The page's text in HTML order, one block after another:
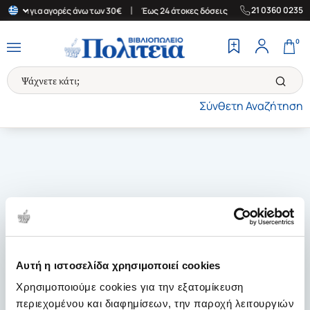
Αυτή η ιστοσελίδα χρησιμοποιεί cookies
Χρησιμοποιούμε cookies για την εξατομίκευση
περιεχομένου και διαφημίσεων, την παροχή λειτουργιών
για αγορές άνω των 30€ Έως 24 άτοκες δόσεις | Δωρεάν
21 0360 0235
Σύνθετη Αναζήτηση
0